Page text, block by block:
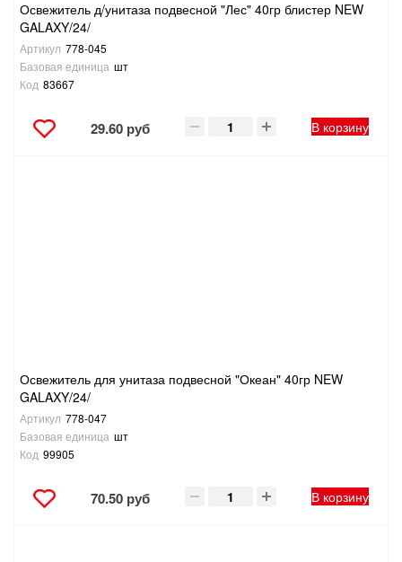
Освежитель д/унитаза подвесной "Лес" 40гр блистер NEW
GALAXY/24/
Артикул 778-045
Базовая единица шт
Код 83667
29.60 руб В корзину
Освежитель для унитаза подвесной "Океан" 40гр NEW
GALAXY/24/
Артикул 778-047
Базовая единица шт
Код 99905
70.50 руб В корзину